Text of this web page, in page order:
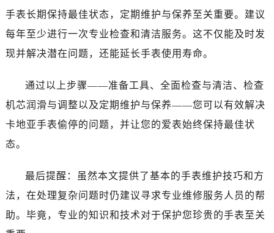
手表长期保持最佳状态，定期维护与保养至关重要。建议
每年至少进行一次专业检查和清洁服务。这不仅能及时发
现并解决潜在问题，还能延长手表使用寿命。
通过以上步骤——准备工具、全面检查与清洁、检查
机芯润滑与调整以及定期维护与保养——您可以有效解决
卡地亚手表偷停的问题，并让您的爱表始终保持最佳状
态。
最后提醒：虽然本文提供了基本的手表维护技巧和方
法，在处理复杂问题时仍建议寻求专业维修服务人员的帮
助。毕竟，专业的知识和技术对于保护您珍贵的手表至关